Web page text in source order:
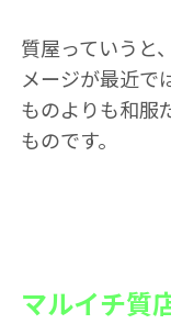
質屋っていうと
メージが最近で
ものよりも和服
ものです。
マルイチ質